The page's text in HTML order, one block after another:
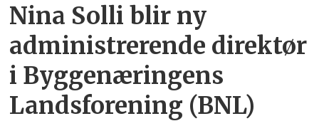
Nina Solli blir ny
administrerende direktør
i Byggenæringens
Landsforening (BNL)